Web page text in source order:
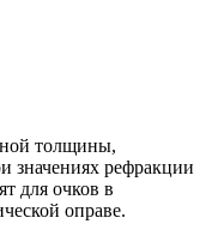
толщины,
значениях рефракции
для очков в
оправе.